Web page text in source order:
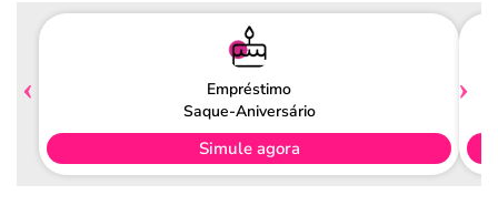
Empréstimo
Saque-Aniversário
Simule agora